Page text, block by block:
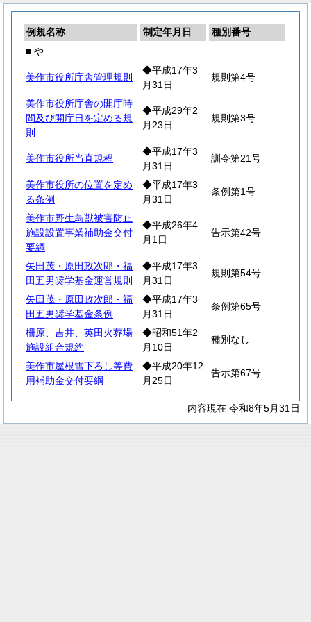
例規名称 制定年月日
種別番号
■ や
美作市役所庁舎管理規則
◆平成17年3
月31日
規則第4号
美作市役所庁舎の開庁時
間及び開庁日を定める規
則
◆平成29年2
月23日
規則第3号
美作市役所当直規程
◆平成17年3
月31日
訓令第21号
美作市役所の位置を定め
る条例
◆平成17年3
月31日
条例第1号
美作市野生鳥獣被害防止
施設設置事業補助金交付
要綱
◆平成26年4
月1日
告示第42号
矢田茂・原田政次郎・福
田五男奨学基金運営規則
◆平成17年3
月31日
規則第54号
矢田茂・原田政次郎・福
田五男奨学基金条例
◆平成17年3
月31日
条例第65号
柵原、吉井、英田火葬場
施設組合規約
◆昭和51年2
月10日
種別なし
美作市屋根雪下ろし等費
用補助金交付要綱
◆平成20年12
月25日
告示第67号
内容現在 令和8年5月31日